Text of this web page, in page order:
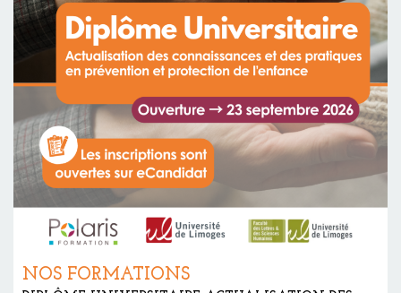
NOS FORMATIONS